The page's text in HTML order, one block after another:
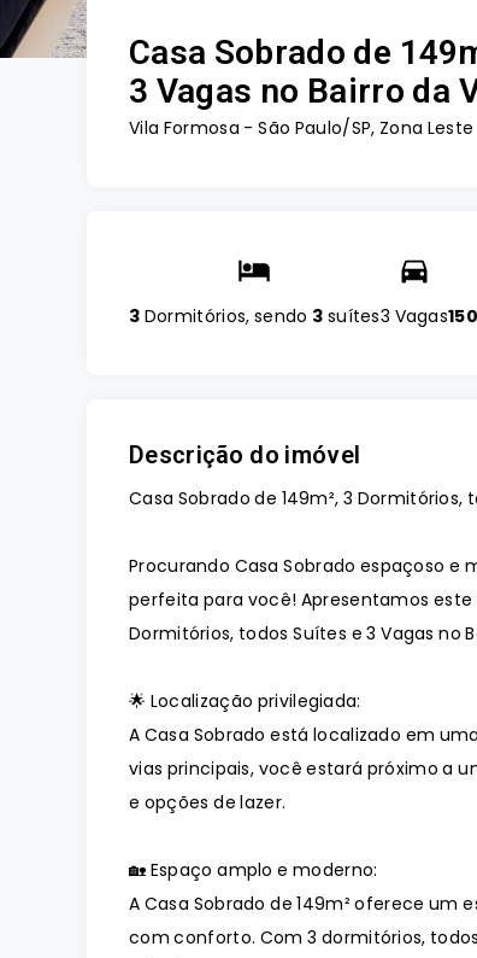
Casa Sobrado de
3 Vagas no Bairro da
Vila Formosa - São Paulo/SP, Zona Leste
3 Dormitórios, sendo 3 suítes3 Vagas
Descrição do imóvel
Casa Sobrado de 149m², 3 Dormitórios,
Procurando Casa Sobrado espaçoso e
perfeita para você! Apresentamos este
Dormitórios, todos Suítes e 3 Vagas no
🌟 Localização privilegiada:
A Casa Sobrado está localizado em
vias principais, você estará próximo a
e opções de lazer.
🏡 Espaço amplo e moderno:
A Casa Sobrado de 149m² oferece
com conforto. Com 3 dormitórios,